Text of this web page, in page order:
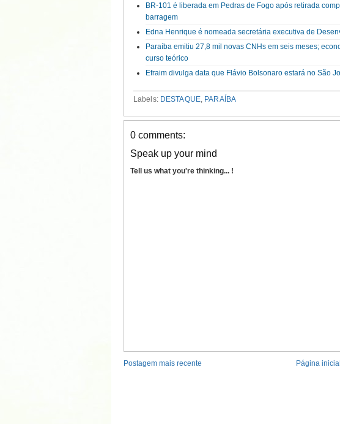
BR-101 é liberada em Pedras de Fogo após retirada
barragem
Edna Henrique é nomeada secretária executiva de
Paraíba emitiu 27,8 mil novas CNHs em seis meses;
curso teórico
Efraim divulga data que Flávio Bolsonaro estará no São
Labels: DESTAQUE, PARAÍBA
0 comments:
Speak up your mind
Tell us what you're thinking... !
Postagem mais recente Página inicial